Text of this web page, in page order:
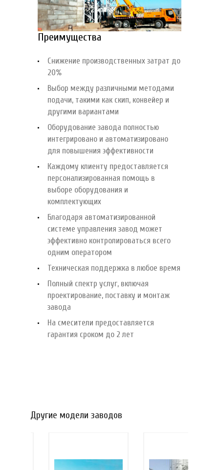
Преимущества
Снижение производственных затрат до
20%
Выбор между различными методами
подачи, такими как скип, конвейер и
другими вариантами
Оборудование завода полностью
интегрировано и автоматизировано
для повышения эффективности
Каждому клиенту предоставляется
персонализированная помощь в
выборе оборудования и
комплектующих
Благодаря автоматизированной
системе управления завод может
эффективно контролироваться всего
одним оператором
Техническая поддержка в любое время
Полный спектр услуг, включая
проектирование, поставку и монтаж
завода
На смесители предоставляется
гарантия сроком до 2 лет
Другие модели заводов